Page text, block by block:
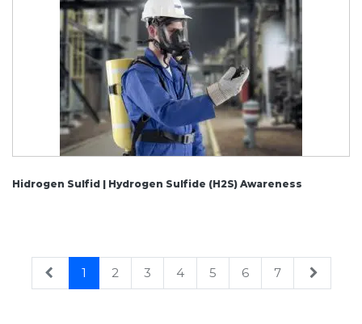
Hidrogen Sulfid | Hydrogen Sulfide (H2S) Awareness
1 2 3 4 5 6 7